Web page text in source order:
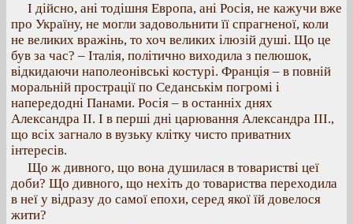
І дійсно, ані тодішня Европа, ані Росія, не кажучи вже
про Україну, не могли задовольнити її спрагненої, коли
не великих вражінь, то хоч великих ілюзій душі. Що це
був за час? – Італія, політично виходила з пелюшок,
відкидаючи наполеонівські костурі. Франція – в повній
моральній прострації по Седанськім погромі і
напередодні Панами. Росія – в останніх днях
Александра II. І в перші дні царювання Александра III.,
що всіх загнало в вузьку клітку чисто приватних
інтересів.
Що ж дивного, що вона душилася в товаристві цеї
доби? Що дивного, що нехіть до товариства переходила
в неї у відразу до самої епохи, серед якої їй довелося
жити?